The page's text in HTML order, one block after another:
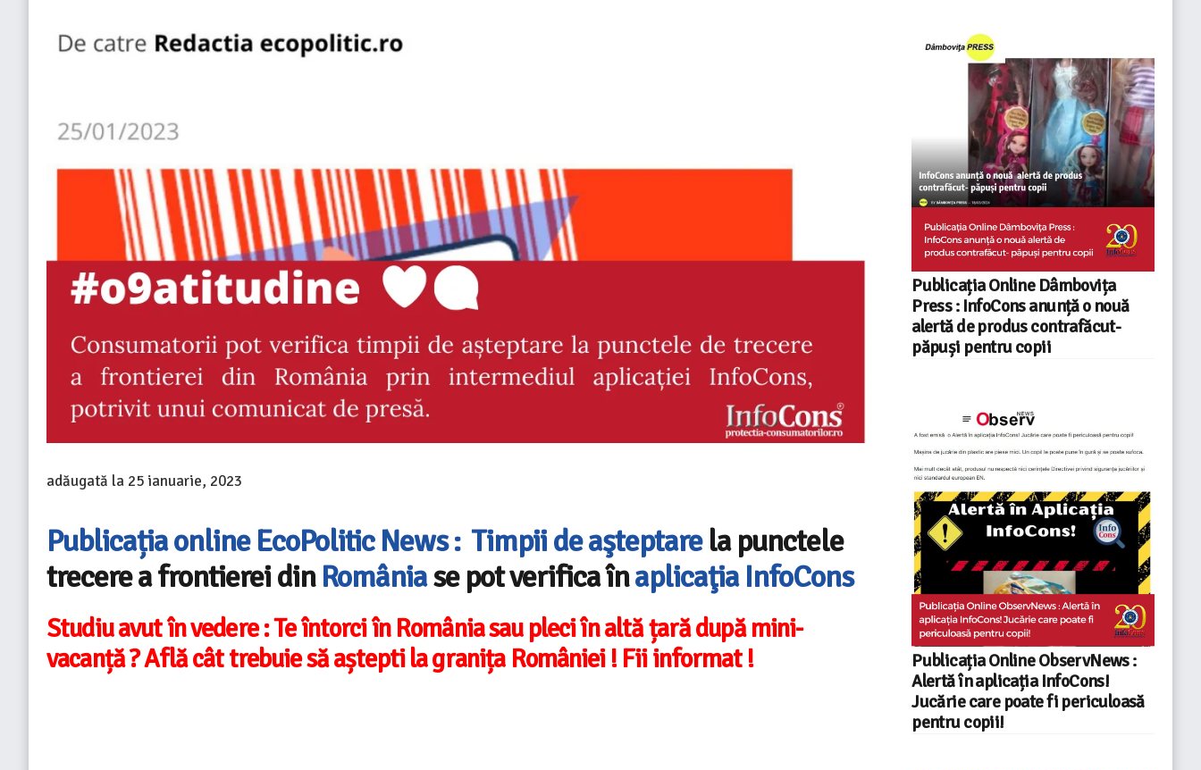
adăugată la 25 ianuarie, 2023
Publicația online EcoPolitic News : Timpii de aşteptarela punctele
trecere a frontierei dinRomâniase pot verifica înaplicaţia InfoCons
Studiu avut în vedere : Te întorci în România sau pleci în altă țară după mini-
vacanță ? Află cât trebuie să aștepti la granița României ! Fii informat !
Publicația Online Dâmbovița
Press : InfoCons anunță o nouă
alertă de produs contrafăcut-
păpuși pentru copii
Publicația Online ObservNews :
Alertă în aplicația InfoCons!
Jucărie care poate fi periculoasă
pentru copii!